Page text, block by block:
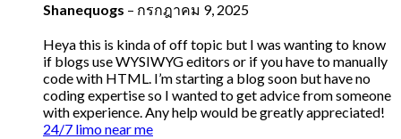
Shanequogs – กรกฎาคม 9, 2025
Heya this is kinda of off topic but I was wanting to know
if blogs use WYSIWYG editors or if you have to manually
code with HTML. I’m starting a blog soon but have no
coding expertise so I wanted to get advice from someone
with experience. Any help would be greatly appreciated!
24/7 limo near me